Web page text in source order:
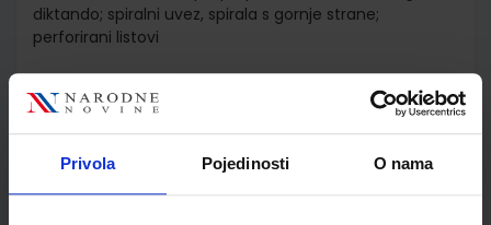
Privola Pojedinosti O nama
diktando; spiralni uvez, spirala s gornje strane;
perforirani listovi
Detalji proizvoda
Šifra proizvoda
589700